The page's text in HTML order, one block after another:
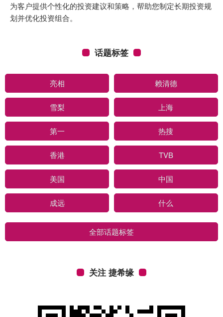
为客户提供个性化的投资建议和策略，帮助您制定长期投资规
划并优化投资组合。
话题标签
亮相 赖清德
雪梨 上海
第一 热搜
香港 TVB
美国 中国
成远 什么
全部话题标签
关注 捷希缘